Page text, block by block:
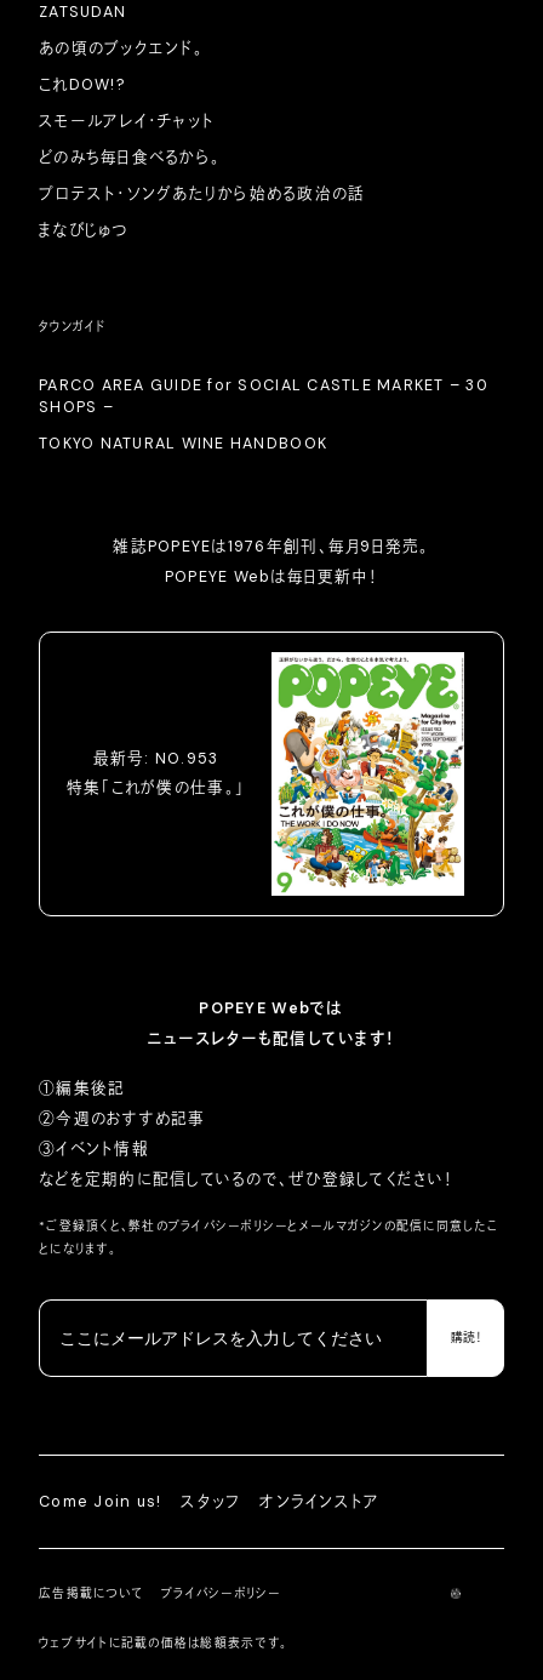
ZATSUDAN
あの頃のブックエンド。
これDOW!?
スモールアレイ・チャット
どのみち毎日食べるから。
プロテスト・ソングあたりから始める政治の話
まなびじゅつ
タウンガイド
PARCO AREA GUIDE for SOCIAL CASTLE MARKET – 30
SHOPS –
TOKYO NATURAL WINE HANDBOOK
雑誌POPEYEは1976年創刊、毎月9日発売。
POPEYE Webは毎日更新中！
最新号: NO.953
特集「これが僕の仕事。」
POPEYE Webでは
ニュースレターも配信しています！
①編集後記
②今週のおすすめ記事
③イベント情報
などを定期的に配信しているので、ぜひ登録してください！
*ご登録頂くと、弊社のプライバシーポリシーとメールマガジンの配信に同意したこ
とになります。
Come Join us! スタッフ オンラインストア
広告掲載について プライバシーポリシー
ウェブサイトに記載の価格は総額表示です。